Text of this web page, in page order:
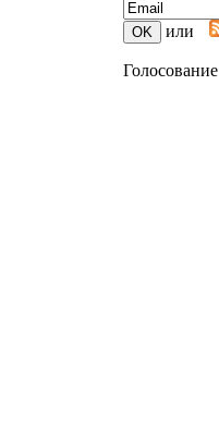
или
Голосование